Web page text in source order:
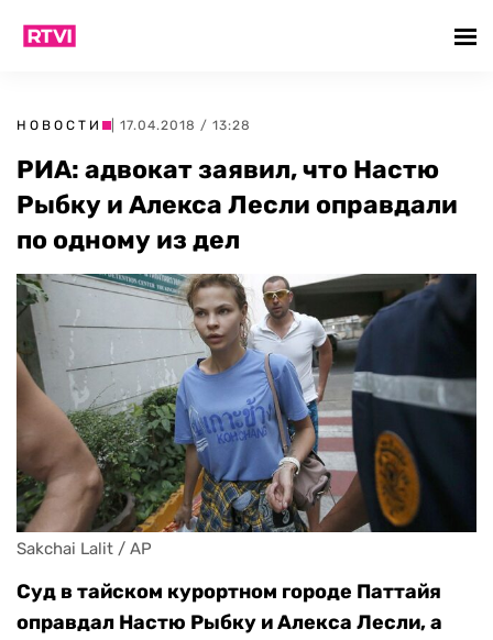
НОВОСТИ | 17.04.2018 / 13:28
РИА: адвокат заявил, что Настю
Рыбку и Алекса Лесли оправдали
по одному из дел
Sakchai Lalit / AP
Суд в тайском курортном городе Паттайя
оправдал Настю Рыбку и Алекса Лесли, а